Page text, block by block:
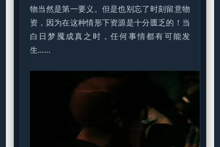
物当然是第一要义。但是也别忘了时刻留意物
资，因为在这种情形下资源是十分匮乏的！当
白日梦魇成真之时，任何事情都有可能发
生……